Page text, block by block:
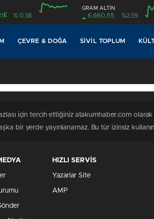
£ % 0.38
GRAM ALTIN
6.660,55 %2,59
ÇEVRE & DOĞA SIVIL TOPLUM
için tercih ettiğiniz atakumhaber.com
bir yerde yayınlanamaz. Bu tür izinsiz
HIZLI SERVİS
Yazarlar Site
AMP